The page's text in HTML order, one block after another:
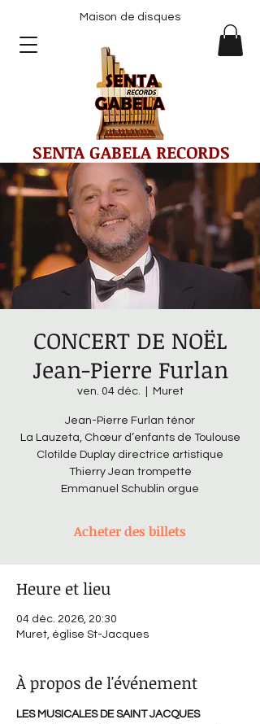
SENTA GABELA RECORDS
Maison de disques
CONCERT DE NOËL
Jean-Pierre Furlan
ven. 04 déc. Muret
Jean-Pierre Furlan ténor
La Lauzeta, Chœur d’enfants de Toulouse
Clotilde Duplay directrice artistique
Thierry Jean trompette
Emmanuel Schublin orgue
Acheter des billets
Heure et lieu
04 déc. 2026, 20:30
Muret, église St-Jacques
À propos de l'événement
LES MUSICALES DE SAINT JACQUES